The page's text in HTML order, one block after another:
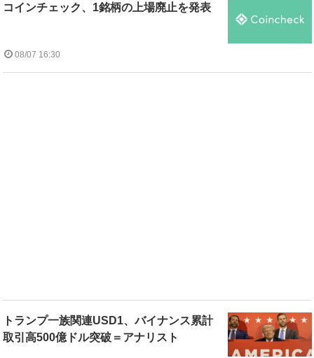
コインチェック、1銘柄の上場廃止を発表
08/07 16:30
トランプ一族関連USD1、バイナンス累計
取引高500億ドル突破＝アナリスト